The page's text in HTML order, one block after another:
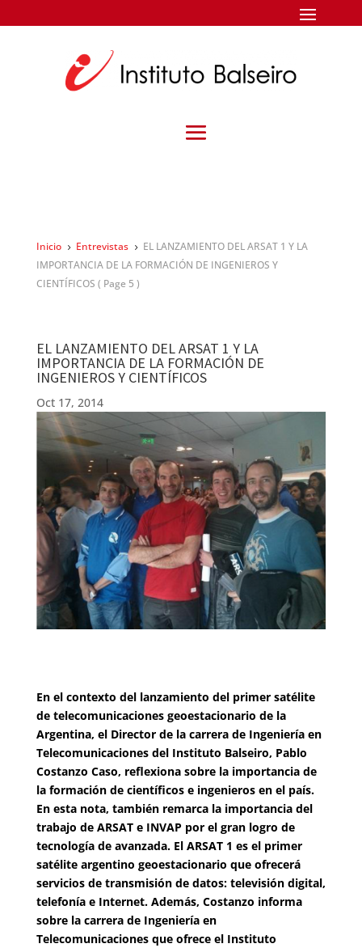
Inicio 5 Entrevistas 5
EL LANZAMIENTO DEL ARSAT 1 Y LA
IMPORTANCIA DE LA FORMACIÓN DE INGENIEROS Y
CIENTÍFICOS ( Page 5 )
EL LANZAMIENTO DEL ARSAT 1 Y LA
IMPORTANCIA DE LA FORMACIÓN DE
INGENIEROS Y CIENTÍFICOS
Oct 17, 2014
En el contexto del lanzamiento del primer satélite
de telecomunicaciones geoestacionario de la
Argentina, el Director de la carrera de Ingeniería en
Telecomunicaciones del Instituto Balseiro, Pablo
Costanzo Caso, reflexiona sobre la importancia de
la formación de científicos e ingenieros en el país.
En esta nota, también remarca la importancia del
trabajo de ARSAT e INVAP por el gran logro de
tecnología de avanzada. El ARSAT 1 es el primer
satélite argentino geoestacionario que ofrecerá
servicios de transmisión de datos: televisión digital,
telefonía e Internet. Además, Costanzo informa
sobre la carrera de Ingeniería en
Telecomunicaciones que ofrece el Instituto